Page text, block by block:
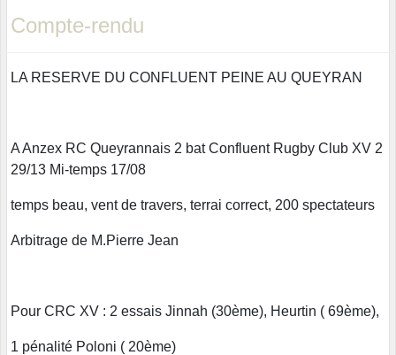
Compte-rendu
LA RESERVE DU CONFLUENT PEINE AU QUEYRAN
A Anzex RC Queyrannais 2 bat Confluent Rugby Club XV 2
29/13 Mi-temps 17/08
temps beau, vent de travers, terrai correct, 200 spectateurs
Arbitrage de M.Pierre Jean
Pour CRC XV : 2 essais Jinnah (30ème), Heurtin ( 69ème),
1 pénalité Poloni ( 20ème)